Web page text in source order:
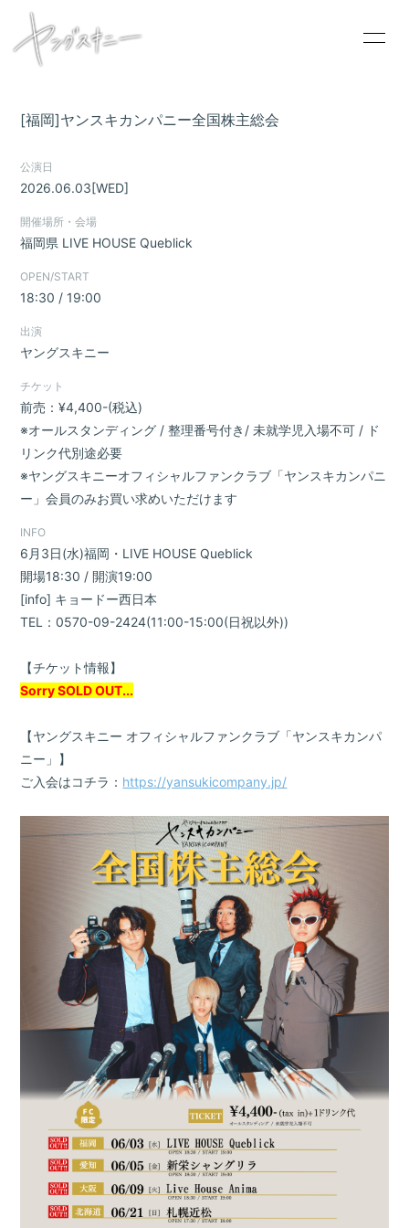
BLOG
GALLERY
RADIO
Q&A
ヤンスキ株式手帳
FC GOODS
[福岡]ヤンスキカンパニー全国株主総会
公演日
2026.06.03[WED]
開催場所・会場
福岡県 LIVE HOUSE Queblick
OPEN/START
18:30 / 19:00
出演
ヤングスキニー
チケット
前売：¥4,400-(税込)
※オールスタンディング / 整理番号付き/ 未就学児入場不可 / ド
リンク代別途必要
※ヤングスキニーオフィシャルファンクラブ「ヤンスキカンパニ
ー」会員のみお買い求めいただけます
INFO
6月3日(水)福岡・LIVE HOUSE Queblick
開場18:30 / 開演19:00
[info] キョードー西日本
TEL：0570-09-2424(11:00-15:00(日祝以外))
【チケット情報】
Sorry SOLD OUT...
【ヤングスキニー オフィシャルファンクラブ「ヤンスキカンパ
ニー」】
ご入会はコチラ： https://yansukicompany.jp/